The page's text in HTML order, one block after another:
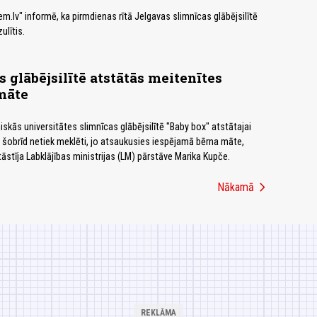
informē, ka pirmdienas rītā Jelgavas slimnīcas glābējsilītē
glābējsilītē atstātās meitenītes
universitātes slimnīcas glābējsilītē "Baby box" atstātajai
netiek meklēti, jo atsaukusies iespējamā bērna māte,
Labklājības ministrijas (LM) pārstāve Marika Kupče.
Nākamā chevron_right